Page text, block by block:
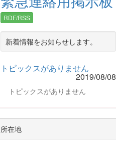
RDF/RSS
新着情報をお知らせします。
トピックスがありません
2019/08/08
トピックスがありません
所在地